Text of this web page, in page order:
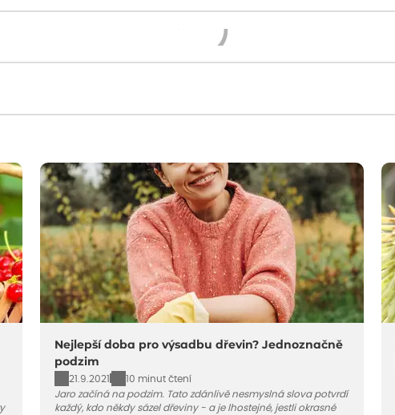
Nejlepší doba pro výsadbu dřevin? Jednoznačně
podzim
21.9.2021
10 minut čtení
Jaro začíná na podzim. Tato zdánlivě nesmyslná slova potvrdí
každý, kdo někdy sázel dřeviny - a je lhostejné, jestli okrasné